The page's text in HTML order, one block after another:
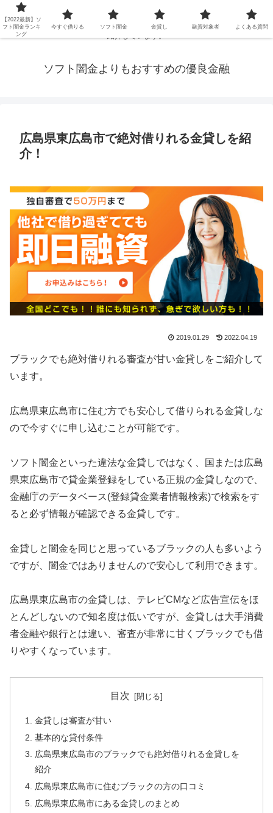
延滞ブラックや年金・生活保護・主婦・パート・派遣など消費者金融でお金を
借りられないブラックの方でも、即日融資で借りられる審査が甘い優良街金を
紹介しています。
ソフト闇金よりもおすすめの優良金融
広島県東広島市で絶対借りれる金貸しを紹
介！
2019.01.29 2022.04.19
ブラックでも絶対借りれる審査が甘い金貸しをご紹介して
います。
広島県東広島市に住む方でも安心して借りられる金貸しな
ので今すぐに申し込むことが可能です。
ソフト闇金といった違法な金貸しではなく、国または広島
県東広島市で貸金業登録をしている正規の金貸しなので、
金融庁のデータベース(登録貸金業者情報検索)で検索をす
ると必ず情報が確認できる金貸しです。
金貸しと闇金を同じと思っているブラックの人も多いよう
ですが、闇金ではありませんので安心して利用できます。
広島県東広島市の金貸しは、テレビCMなど広告宣伝をほ
とんどしないので知名度は低いですが、金貸しは大手消費
者金融や銀行とは違い、審査が非常に甘くブラックでも借
りやすくなっています。
目次
金貸しは審査が甘い
基本的な貸付条件
広島県東広島市のブラックでも絶対借りれる金貸しを
紹介
広島県東広島市に住むブラックの方の口コミ
広島県東広島市にある金貸しのまとめ
【2022最新】ソ
フト闇金ランキ
ング
今すぐ借りる ソフト闇金 金貸し 融資対象者 よくある質問